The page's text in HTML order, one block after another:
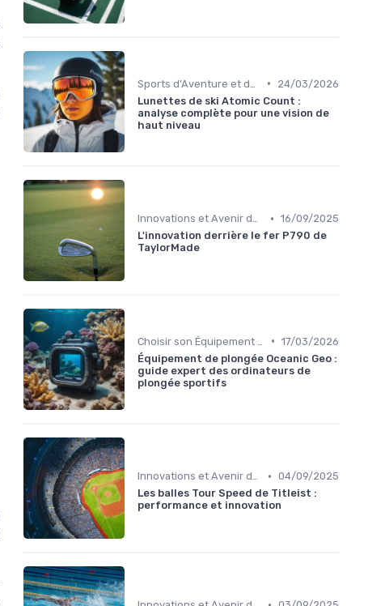
•
24/03/2026
Lunettes de ski Atomic Count :
analyse complète pour une vision de
haut niveau
Innovations et Avenir du Sport • 16/09/2025
L'innovation derrière le fer P790 de
TaylorMade
• 17/03/2026
Équipement de plongée Oceanic Geo :
guide expert des ordinateurs de
plongée sportifs
Innovations et Avenir du Sport • 04/09/2025
Les balles Tour Speed de Titleist :
performance et innovation